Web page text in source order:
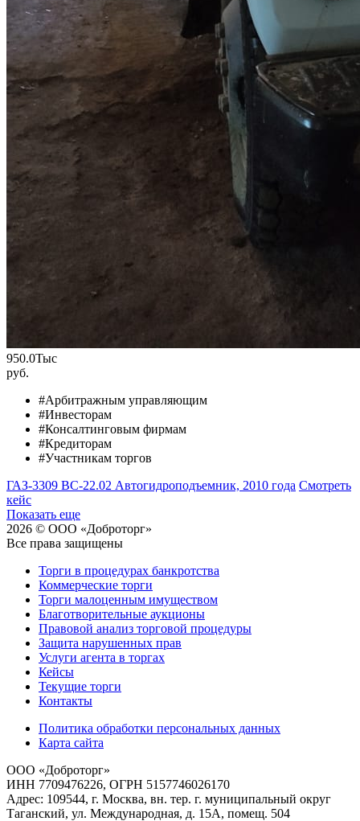
950.0Тыс
руб.
#Арбитражным управляющим
#Инвесторам
#Консалтинговым фирмам
#Кредиторам
#Участникам торгов
ГАЗ-3309 ВС-22.02 Автогидроподъемник, 2010 года Смотреть
кейс
Показать еще
2026 © ООО «Доброторг»
Все права защищены
Торги в процедурах банкротства
Коммерческие торги
Торги малоценным имуществом
Благотворительные аукционы
Правовой анализ торговой процедуры
Защита нарушенных прав
Услуги агента в торгах
Кейсы
Текущие торги
Контакты
Политика обработки персональных данных
Карта сайта
ООО «Доброторг»
ИНН 7709476226, ОГРН 5157746026170
Адрес: 109544, г. Москва, вн. тер. г. муниципальный округ
Таганский, ул. Международная, д. 15А, помещ. 504